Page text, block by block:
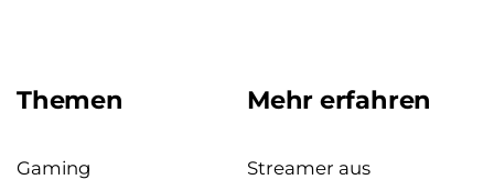
Themen
Gaming
Mehr erfahren
Streamer aus